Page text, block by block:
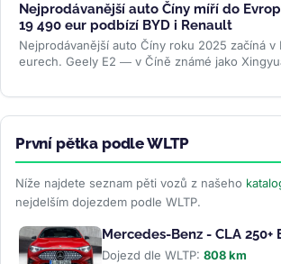
Nejprodávanější auto Číny míří do
19 490 eur podbízí BYD i Renault
Nejprodávanější auto Číny roku 2025 začíná v
eurech. Geely E2 — v Číně známé jako
První pětka podle WLTP
Níže najdete seznam pěti vozů z našeho
nejdelším dojezdem podle WLTP.
Mercedes-Benz - CLA 250+
Dojezd dle WLTP: 808 km